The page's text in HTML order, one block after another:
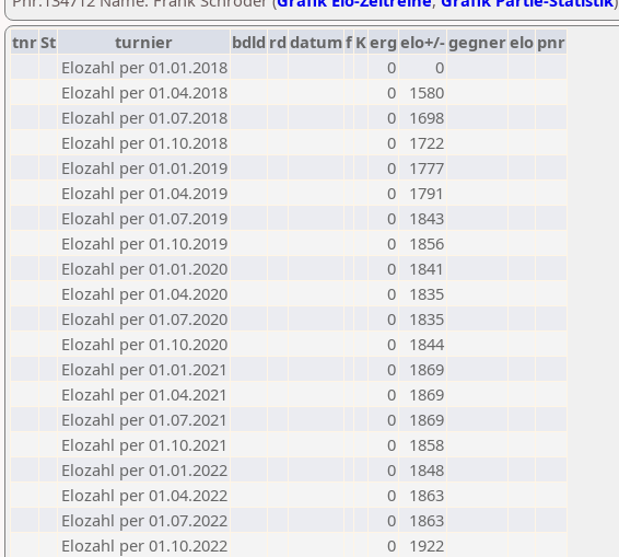
tnrSt turnier bdld rd datumf Kerg elo+/-gegnerelo pnr
Elozahl per 01.01.2018
0
0
Elozahl per 01.04.2018
0
1580
Elozahl per 01.07.2018
0
1698
Elozahl per 01.10.2018
0
1722
Elozahl per 01.01.2019
0
1777
Elozahl per 01.04.2019
0
1791
Elozahl per 01.07.2019
0
1843
Elozahl per 01.10.2019
0
1856
Elozahl per 01.01.2020
0
1841
Elozahl per 01.04.2020
0
1835
Elozahl per 01.07.2020
0
1835
Elozahl per 01.10.2020
0
1844
Elozahl per 01.01.2021
0
1869
Elozahl per 01.04.2021
0
1869
Elozahl per 01.07.2021
0
1869
Elozahl per 01.10.2021
0
1858
Elozahl per 01.01.2022
0
1848
Elozahl per 01.04.2022
0
1863
Elozahl per 01.07.2022
0
1863
Elozahl per 01.10.2022
0
1922